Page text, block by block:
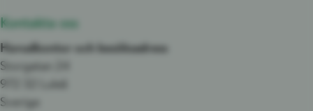
Kontakta oss
Huvudkontor och besöksadress
Storgatan 24
972 32 Luleå
Sverige